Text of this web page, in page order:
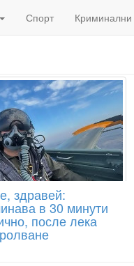
Спорт Криминални
здравей:
в 30 минути
после лека